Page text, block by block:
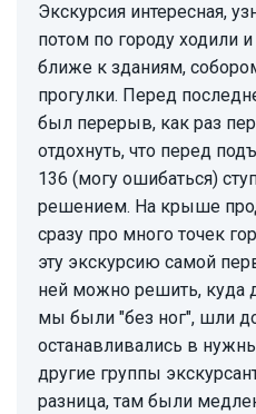
Экскурсия интересная,
потом по городу ходили
ближе к зданиям,
прогулки. Перед
был перерыв, как раз
отдохнуть, что перед
136 (могу ошибаться)
решением. На крыше
сразу про много точек
эту экскурсию самой
ней можно решить, куда
мы были "без ног", шли
останавливались в
другие группы
разница, там были